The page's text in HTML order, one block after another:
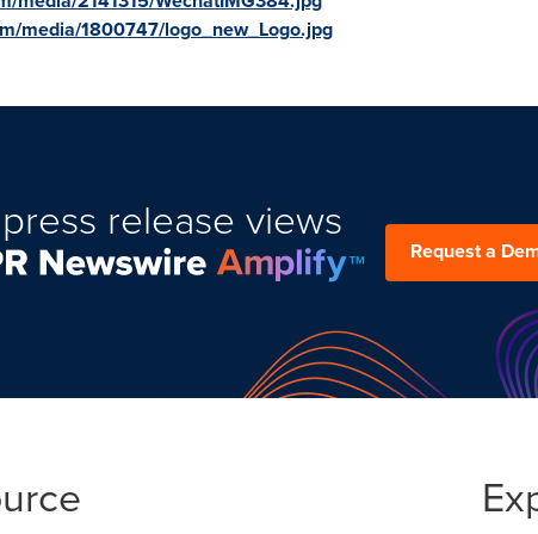
media/1800747/logo_new_Logo.jpg
release views
Request a